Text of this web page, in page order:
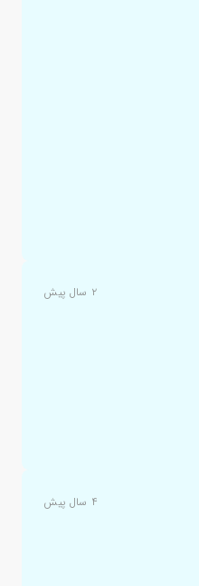
۲ سال پیش
۴ سال پیش